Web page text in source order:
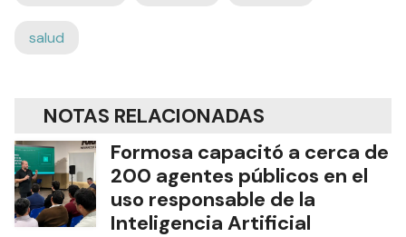
salud
NOTAS RELACIONADAS
Formosa capacitó a cerca de
200 agentes públicos en el
uso responsable de la
Inteligencia Artificial